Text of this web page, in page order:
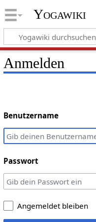
Yogawiki
Anmelden
Benutzername
Passwort
Angemeldet bleiben